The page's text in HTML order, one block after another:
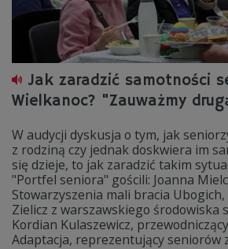
Jak zaradzić samotności
Wielkanoc? "Zauważmy
W audycji dyskusja o tym, jak
z rodziną czy jednak doskwiera im
się dzieje, to jak zaradzić takim
"Portfel seniora" gościli: Joanna
Stowarzyszenia mali bracia
Zielicz z warszawskiego środowiska
Kordian Kulaszewicz,
Adaptacja, reprezentujący seniorów